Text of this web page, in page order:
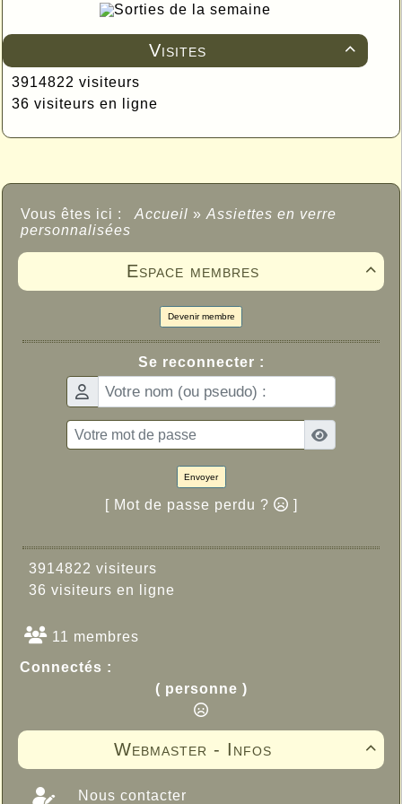
Sorties de la semaine

Visites
3914822 visiteurs
36 visiteurs en ligne
Vous êtes ici : Accueil » Assiettes en verre
personnalisées

Espace membres
Devenir membre
Se reconnecter :
Envoyer
[ Mot de passe perdu ? ]
3914822 visiteurs
36 visiteurs en ligne
11 membres
Connectés :
( personne )

Webmaster - Infos
Nous contacter